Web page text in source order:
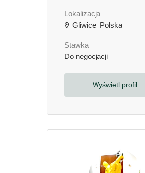
Lokalizacja
Gliwice, Polska
Stawka
Do negocjacji
Wyświetl profil